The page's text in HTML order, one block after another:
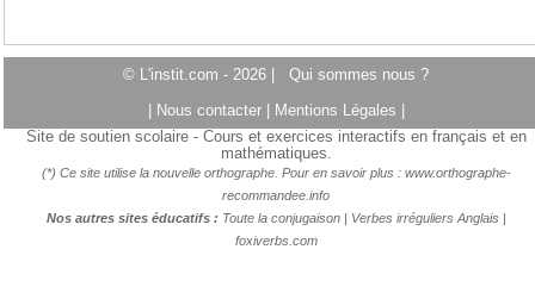
© L'instit.com - 2026 | Qui sommes nous ?
Nous contacter Mentions Légales
Site de soutien scolaire - Cours et exercices interactifs en français et en
mathématiques.
(*) Ce site utilise la nouvelle orthographe. Pour en savoir plus : www.orthographe-
recommandee.info
Nos autres sites éducatifs : Toute la conjugaison| Verbes irréguliers Anglais |
foxiverbs.com